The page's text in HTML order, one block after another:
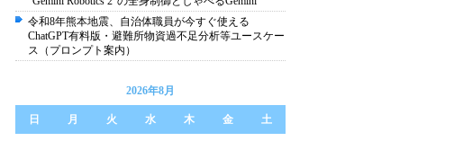
令和8年熊本地震、自治体職員が今すぐ使える
ChatGPT有料版・避難所物資過不足分析等ユースケー
ス（プロンプト案内）
2026年8月
日 月 火 水 木 金 土